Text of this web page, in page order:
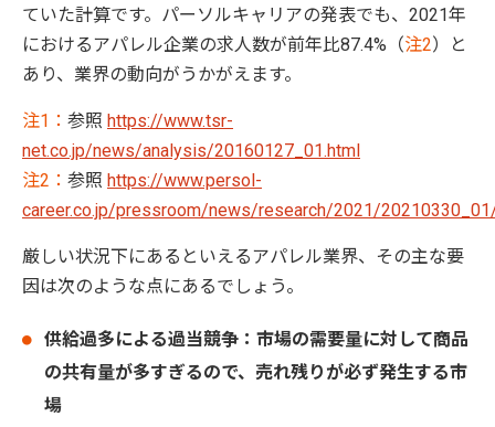
ていた計算です。パーソルキャリアの発表でも、2021年
におけるアパレル企業の求人数が前年比87.4%（注2）と
あり、業界の動向がうかがえます。
注1： 参照 https://www.tsr-
net.co.jp/news/analysis/20160127_01.html
注2： 参照 https://www.persol-
career.co.jp/pressroom/news/research/2021/
厳しい状況下にあるといえるアパレル業界、その主な要
因は次のような点にあるでしょう。
供給過多による過当競争：市場の需要量に対して商品
の共有量が多すぎるので、売れ残りが必ず発生する市
場